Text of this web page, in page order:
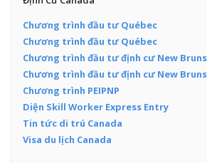
Chương trình đầu tư Québec
Chương trình đầu tư Québec
Chương trình đầu tư định cư New
Chương trình đầu tư định cư New
Chương trình PEIPNP
Diện Skill Worker Express Entry
Tin tức di trú Canada
Visa du lịch Canada